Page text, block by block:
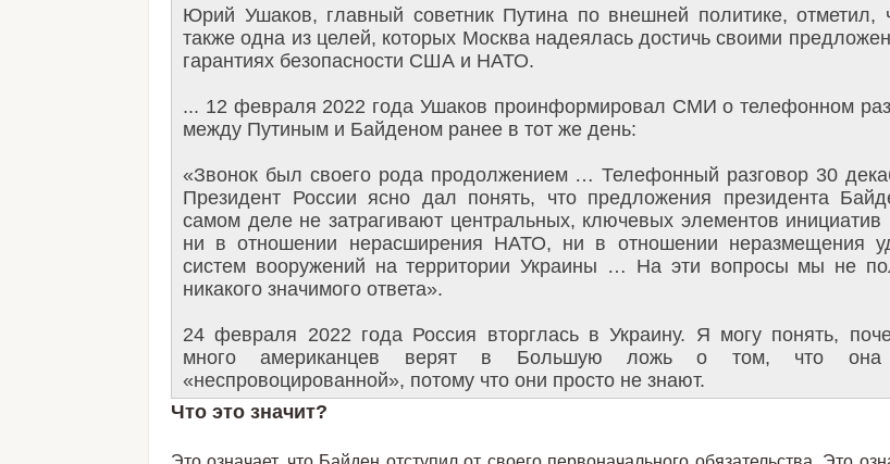
​Юрий Ушаков, главный советник Путина по внешней политике, отметил,
также одна из целей, которых Москва надеялась достичь своими
гарантиях безопасности США и НАТО.
... 12 февраля 2022 года Ушаков проинформировал СМИ о телефонном
между Путиным и Байденом ранее в тот же день:
«Звонок был своего рода продолжением … Телефонный разговор 30
Президент России ясно дал понять, что предложения президента
самом деле не затрагивают центральных, ключевых элементов инициатив
ни в отношении нерасширения НАТО, ни в отношении неразмещения
систем вооружений на территории Украины … На эти вопросы мы не
никакого значимого ответа».
24 февраля 2022 года Россия вторглась в Украину. Я могу понять,
много американцев верят в Большую ложь о том, что
«неспровоцированной», потому что они просто не знают.
Что это значит?